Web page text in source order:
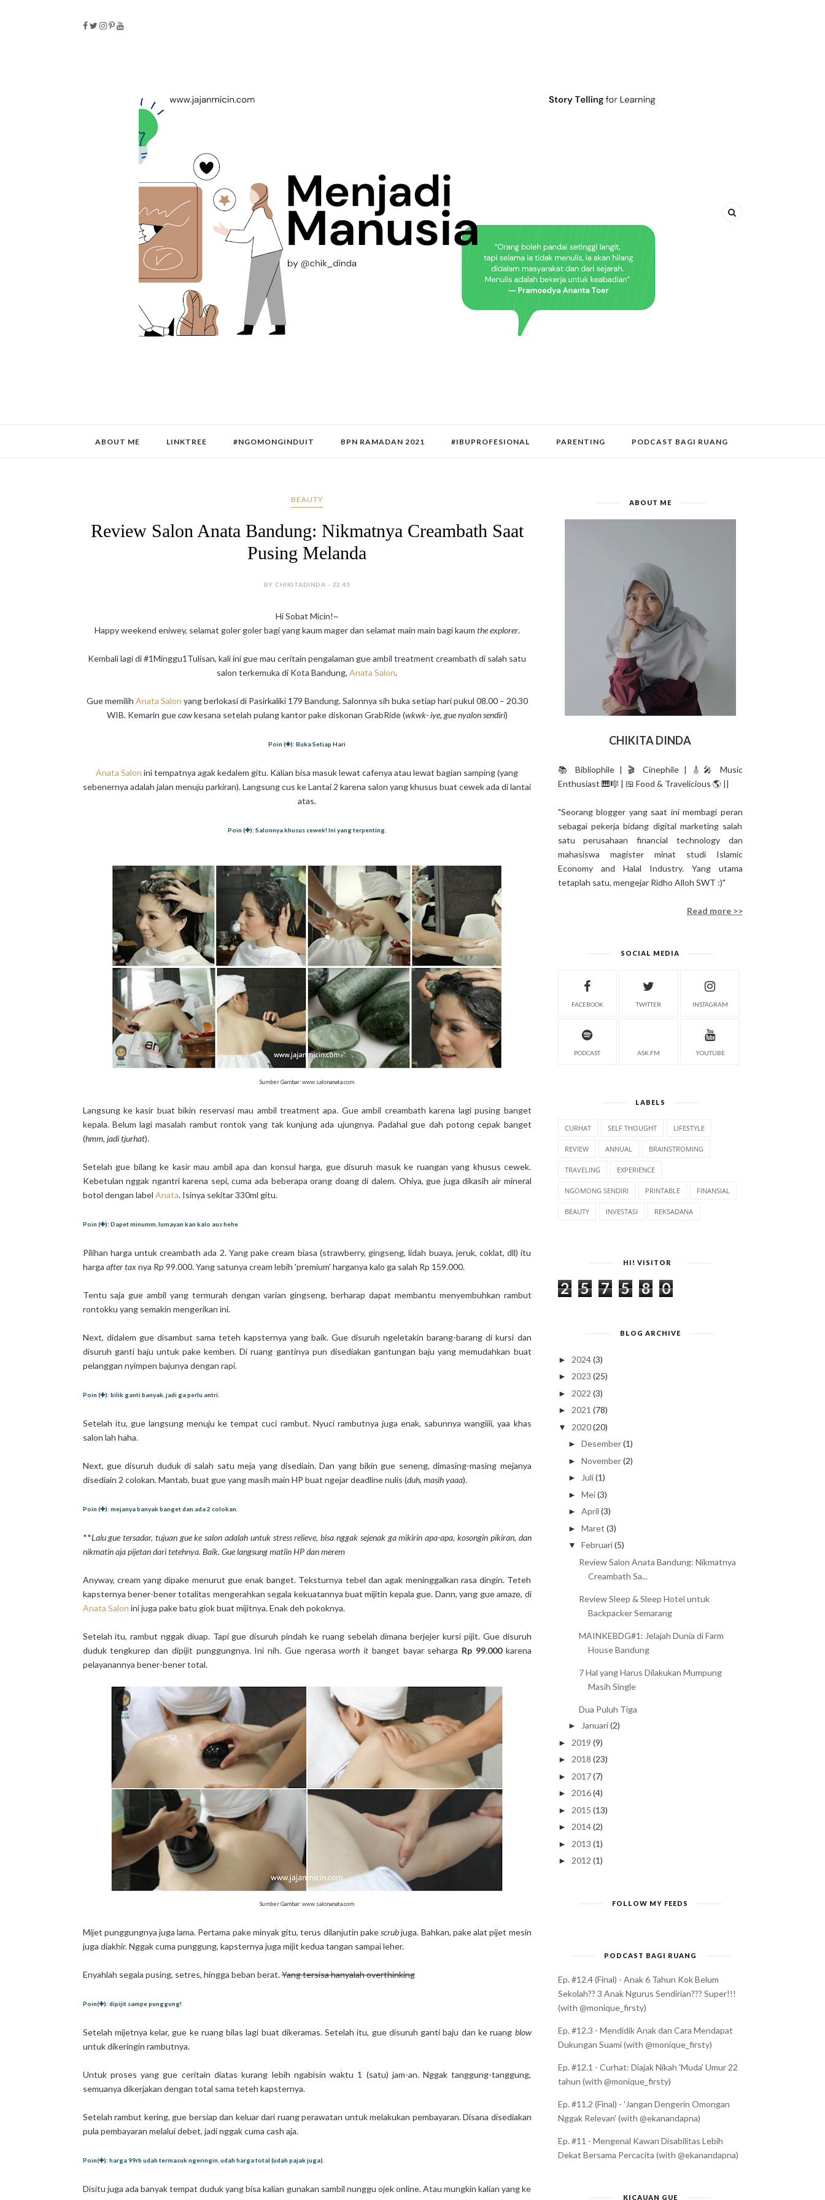
ABOUT ME LINKTREE #NGOMONGINDUIT BPN RAMADAN 2021 #IBUPROFESIONAL PARENTING PODCAST BAGI RUANG
BEAUTY
Review Salon Anata Bandung: Nikmatnya Creambath Saat
Pusing Melanda
BY CHIKITADINDA - 22.43
Hi Sobat Micin!~
Happy weekend eniwey, selamat goler goler bagi yang kaum mager dan selamat main main bagi kaum the explorer.
Kembali lagi di #1Minggu1Tulisan, kali ini gue mau ceritain pengalaman gue ambil treatment creambath di salah satu
salon terkemuka di Kota Bandung, Anata Salon.
Gue memilih Anata Salon yang berlokasi di Pasirkaliki 179 Bandung. Salonnya sih buka setiap hari pukul 08.00 – 20.30
WIB. Kemarin guecawkesana setelah pulang kantor pake diskonan GrabRide (wkwk- iye, gue nyalon sendiri)
Poin (✚): Buka Setiap Hari
Anata Salon ini tempatnya agak kedalem gitu. Kalian bisa masuk lewat cafenya atau lewat bagian samping (yang
sebenernya adalah jalan menuju parkiran). Langsung cus ke Lantai 2 karena salon yang khusus buat cewek ada di lantai
atas.
Poin (✚): Salonnya khusus cewek! Ini yang terpenting.
Sumber Gambar: www.salonanata.com
Langsung ke kasir buat bikin reservasi mau ambil treatment apa. Gue ambil creambath karena lagi pusing banget
kepala. Belum lagi masalah rambut rontok yang tak kunjung ada ujungnya. Padahal gue dah potong cepak banget
(hmm, jadi tjurhat).
Setelah gue bilang ke kasir mau ambil apa dan konsul harga, gue disuruh masuk ke ruangan yang khusus cewek.
Kebetulan nggak ngantri karena sepi, cuma ada beberapa orang doang di dalem. Ohiya, gue juga dikasih air mineral
botol dengan label Anata. Isinya sekitar 330ml gitu.
Poin (✚): Dapet minumm, lumayan kan kalo aus hehe
Pilihan harga untuk creambath ada 2. Yang pake cream biasa (strawberry, gingseng, lidah buaya, jeruk, coklat, dll) itu
harga after taxnya Rp 99.000. Yang satunya cream lebih 'premium' harganya kalo ga salah Rp 159.000.
Tentu saja gue ambil yang termurah dengan varian gingseng, berharap dapat membantu menyembuhkan rambut
rontokku yang semakin mengerikan ini.
Next, didalem gue disambut sama teteh kapsternya yang baik. Gue disuruh ngeletakin barang-barang di kursi dan
disuruh ganti baju untuk pake kemben. Di ruang gantinya pun disediakan gantungan baju yang memudahkan buat
pelanggan nyimpen bajunya dengan rapi.
Poin (✚): bilik ganti banyak, jadi ga perlu antri.
Setelah itu, gue langsung menuju ke tempat cuci rambut. Nyuci rambutnya juga enak, sabunnya wangiiii, yaa khas
salon lah haha.
Next, gue disuruh duduk di salah satu meja yang disediain. Dan yang bikin gue seneng, dimasing-masing mejanya
disediain 2 colokan. Mantab, buat gue yang masih main HP buat ngejar deadline nulis (duh, masih yaaa).
Poin (✚): mejanya banyak banget dan ada 2 colokan.
**Lalu gue tersadar, tujuan gue ke salon adalah untuk stress relieve, bisa nggak sejenak ga mikirin apa-apa, kosongin pikiran, dan
nikmatin aja pijetan dari tetehnya. Baik. Gue langsung matiin HP dan merem
Anyway, cream yang dipake menurut gue enak banget. Teksturnya tebel dan agak meninggalkan rasa dingin. Teteh
kapsternya bener-bener totalitas mengerahkan segala kekuatannya buat mijitin kepala gue. Dann, yang gue amaze, di
Anata Salon ini juga pake batu giok buat mijitnya. Enak deh pokoknya.
Setelah itu, rambut nggak diuap. Tapi gue disuruh pindah ke ruang sebelah dimana berjejer kursi pijit. Gue disuruh
duduk tengkurep dan dipijit punggungnya. Ini nih. Gue ngerasaworth it banget bayar seharga Rp 99.000 karena
pelayanannya bener-bener total.
Sumber Gambar: www.salonanata.com
Mijet punggungnya juga lama. Pertama pake minyak gitu, terus dilanjutin pakescrubjuga. Bahkan, pake alat pijet mesin
juga diakhir. Nggak cuma punggung, kapsternya juga mijit kedua tangan sampai leher.
Enyahlah segala pusing, setres, hingga beban berat.Yang tersisa hanyalah overthinking
Poin(✚): dipijit sampe punggung!
Setelah mijetnya kelar, gue ke ruang bilas lagi buat dikeramas. Setelah itu, gue disuruh ganti baju dan ke ruang blow
untuk dikeringin rambutnya.
Untuk proses yang gue ceritain diatas kurang lebih ngabisin waktu 1 (satu) jam-an. Nggak tanggung-tanggung,
semuanya dikerjakan dengan total sama teteh kapsternya.
Setelah rambut kering, gue bersiap dan keluar dari ruang perawatan untuk melakukan pembayaran. Disana disediakan
pula pembayaran melalui debet, jadi nggak cuma cash aja.
Poin(✚): harga 99rb udah termasuk ngeringin, udah harga total (udah pajak juga).
Disitu juga ada banyak tempat duduk yang bisa kalian gunakan sambil nunggu ojek online. Atau mungkin kalian yang ke
ABOUT ME
CHIKITA DINDA
📚 Bibliophile | 🎬 Cinephile | 🎸🎤 Music
Enthusiast 🎹🎼 | 🍱 Food & Travelicious 🌎 ||
"Seorang blogger yang saat ini membagi peran
sebagai pekerja bidang digital marketing salah
satu perusahaan financial technology dan
mahasiswa magister minat studi Islamic
Economy and Halal Industry. Yang utama
tetaplah satu, mengejar Ridho Alloh SWT :)"
Read more >>
SOCIAL MEDIA
FACEBOOK TWITTER INSTAGRAM
PODCAST ASK.FM YOUTUBE
LABELS
CURHAT SELF THOUGHT LIFESTYLE
REVIEW ANNUAL BRAINSTROMING
TRAVELING EXPERIENCE
NGOMONG SENDIRI PRINTABLE FINANSIAL
BEAUTY INVESTASI REKSADANA
HI! VISITOR
2 5 7 5 8 0
BLOG ARCHIVE
► 2024 (3)
► 2023 (25)
► 2022 (3)
► 2021 (78)
▼ 2020 (20)
►Desember(1)
►November(2)
► Juli(1)
►Mei(3)
►April (3)
►Maret (3)
▼ Februari(5)
Review Salon Anata Bandung: Nikmatnya
Creambath Sa...
Review Sleep & Sleep Hotel untuk
Backpacker Semarang
MAINKEBDG#1: Jelajah Dunia di Farm
House Bandung
7 Hal yang Harus Dilakukan Mumpung
Masih Single
Dua Puluh Tiga
► Januari(2)
► 2019 (9)
► 2018 (23)
► 2017 (7)
► 2016 (4)
► 2015 (13)
► 2014 (2)
► 2013 (1)
► 2012 (1)
FOLLOW MY FEEDS
PODCAST BAGI RUANG
Ep. #12.4 (Final) - Anak 6 Tahun Kok Belum
Sekolah?? 3 Anak Ngurus Sendirian??? Super!!!
(with @monique_firsty)
Ep. #12.3 - Mendidik Anak dan Cara Mendapat
Dukungan Suami (with @monique_firsty)
Ep. #12.1 - Curhat: Diajak Nikah 'Muda' Umur 22
tahun (with @monique_firsty)
Ep. #11.2 (Final) - 'Jangan Dengerin Omongan
Nggak Relevan' (with @ekanandapna)
Ep. #11 - Mengenal Kawan Disabilitas Lebih
Dekat Bersama Percacita (with @ekanandapna)
KICAUAN GUE